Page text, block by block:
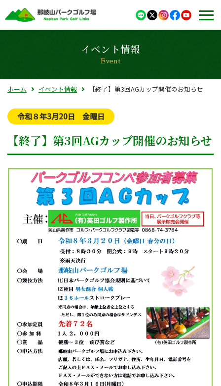
イベント情報
Event
ホーム イベント情報 【終了】第3回AGカップ開催のお知らせ
令和８年3月20日 金曜日
【終了】第3回AGカップ開催のお知らせ